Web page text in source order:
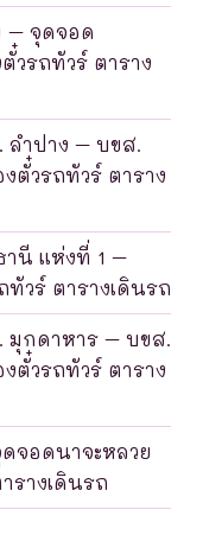
– จุดจอด
วรถทัวร์ ตาราง
ลำปาง – บขส.
ตั๋วรถทัวร์ ตาราง
านี แห่งที่ 1 –
ทัวร์ ตารางเดินรถ
มุกดาหาร – บขส.
ตั๋วรถทัวร์ ตาราง
จอดนาจะหลวย
รางเดินรถ